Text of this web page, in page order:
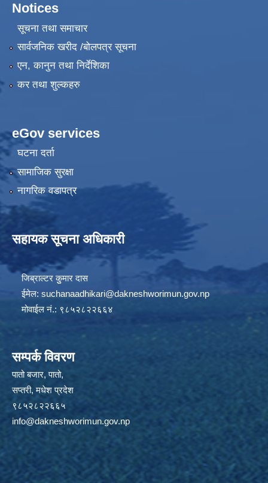
Notices
सूचना तथा समाचार
सार्वजनिक खरीद /बोलपत्र सूचना
एन, कानुन तथा निर्देशिका
कर तथा शुल्कहरु
eGov services
घटना दर्ता
सामाजिक सुरक्षा
नागरिक वडापत्र
सहायक सूचना अधिकारी
जिब्राल्टर कुुमार दास
ईमेल: suchanaadhikari@dakneshworimun.gov.np
मोवाईल नं.: ९८५२८२२६६४
सम्पर्क विवरण
पातो बजार, पातो,
सप्तरी, मधेश प्रदेश
९८५२८२२६६५
info@dakneshworimun.gov.np